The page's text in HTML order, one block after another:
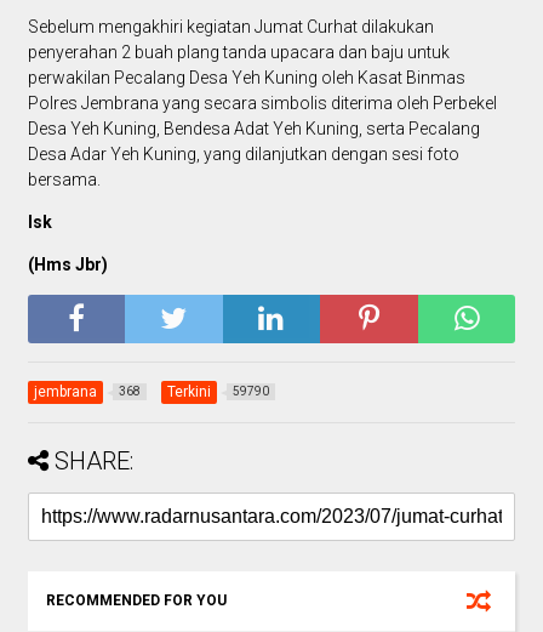
Sebelum mengakhiri kegiatan Jumat Curhat dilakukan
penyerahan 2 buah plang tanda upacara dan baju untuk
perwakilan Pecalang Desa Yeh Kuning oleh Kasat Binmas
Polres Jembrana yang secara simbolis diterima oleh Perbekel
Desa Yeh Kuning, Bendesa Adat Yeh Kuning, serta Pecalang
Desa Adar Yeh Kuning, yang dilanjutkan dengan sesi foto
bersama.
Isk
(Hms Jbr)
jembrana 368 Terkini 59790
SHARE:
RECOMMENDED FOR YOU